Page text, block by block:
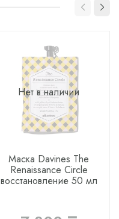
Нет в наличии
Маска Davines The
Renaissance Circle
восстановление 50 мл